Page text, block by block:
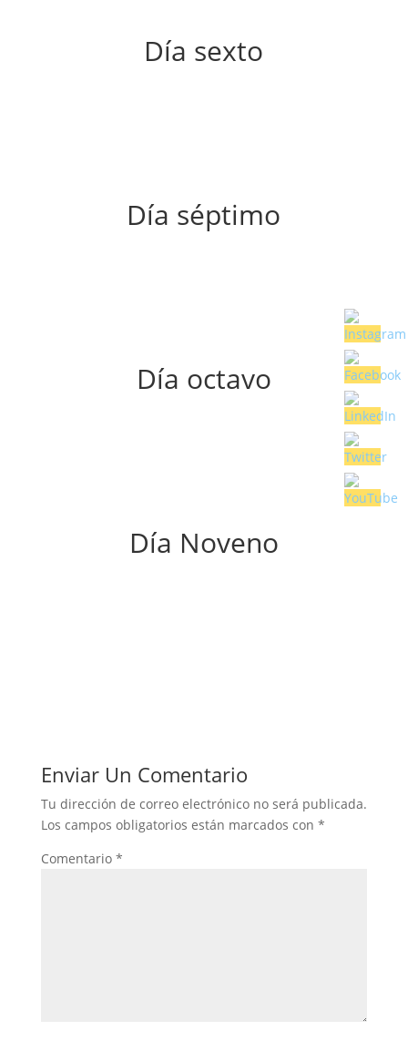
Día sexto
Día séptimo
Día octavo
Día Noveno
Enviar Un Comentario
Tu dirección de correo electrónico no será publicada.
Los campos obligatorios están marcados con *
Comentario *